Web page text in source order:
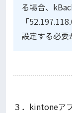
る場合、
「
設定する必要
３．kintoneア